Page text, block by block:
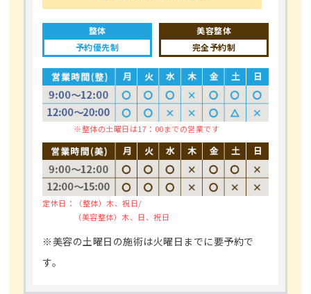
整体
予約優先制
美容整体
完全予約制
※整体の土曜日は17：00までの営業です
定休日：
（整体）木、祝日/
（美容整体）木、日、祝日
※美容の土曜日の施術は火曜日までに要予約で
す。